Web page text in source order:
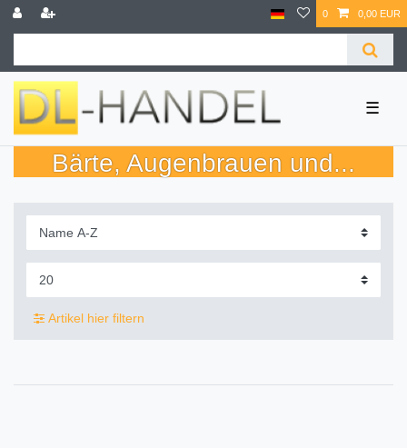
0 0,00 EUR
☰
Bärte, Augenbrauen und...
Artikel hier filtern